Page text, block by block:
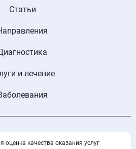
оценка качества оказания услуг
Статьи
и лечение